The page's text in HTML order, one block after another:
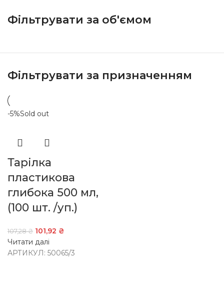
Фільтрувати за об'ємом
Фільтрувати за призначенням
-5%Sold out
Тарілка
пластикова
глибока 500 мл,
(100 шт. /уп.)
107,28₴ 101,92 ₴
Читати далі
АРТИКУЛ: 50065/3